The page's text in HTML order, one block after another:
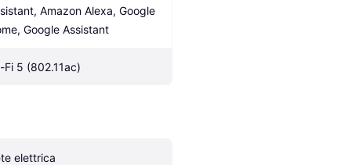
Amazon Alexa, Google
Google Assistant
Fi 5 (802.11ac)
elettrica